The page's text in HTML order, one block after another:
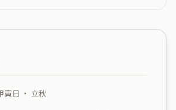
寅日 ・ 立秋